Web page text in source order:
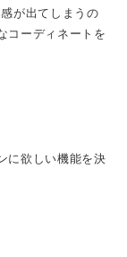
が出てしまうの
コーディネートを
に欲しい機能を決